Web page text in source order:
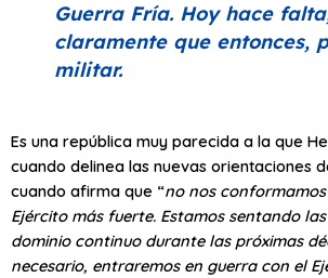
Guerra Fría. Hoy hace
claramente que entonces,
militar.
Es una república muy parecida a la que
cuando delinea las nuevas orientaciones
cuando afirma que “no nos
Ejército más fuerte. Estamos sentando
dominio continuo durante las próximas
necesario, entraremos en guerra con el